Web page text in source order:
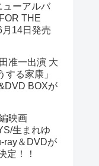
ューアルバ
THE
14日発売
准一出演 大
する家康」
BOXが
映画
生まれゆ
ray＆DVDが
定！！